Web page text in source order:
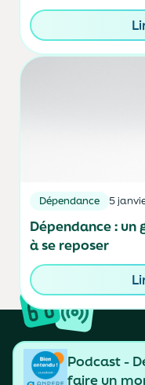
Dépendance 5
Dépendance : un
à se reposer
Podcast -
faire un